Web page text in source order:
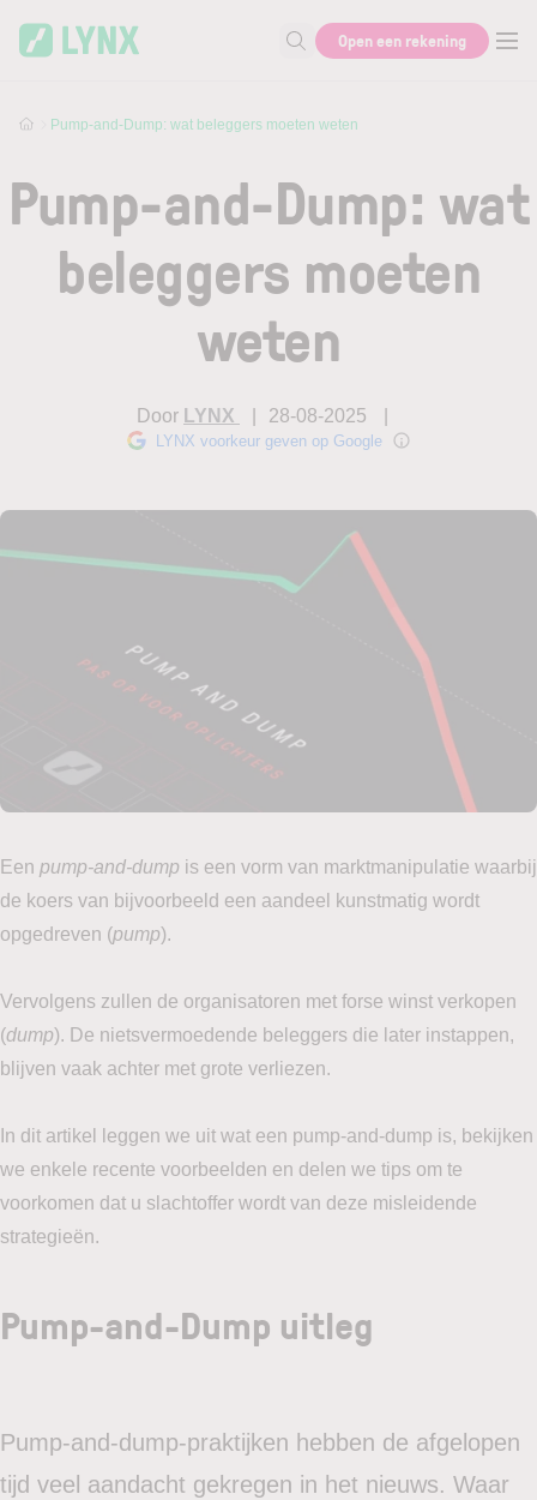
Zoek naar informatie
Open een rekening
Pump-and-Dump: wat beleggers moeten weten
Pump-and-Dump: wat
beleggers moeten
weten
Door LYNX 28-08-2025
LYNX voorkeur geven op Google
Een pump-and-dump is een vorm van marktmanipulatie waarbij
de koers van bijvoorbeeld een aandeel kunstmatig wordt
opgedreven (pump).
Vervolgens zullen de organisatoren met forse winst verkopen
(dump). De nietsvermoedende beleggers die later instappen,
blijven vaak achter met grote verliezen.
In dit artikel leggen we uit wat een pump-and-dump is, bekijken
we enkele recente voorbeelden en delen we tips om te
voorkomen dat u slachtoffer wordt van deze misleidende
strategieën.
Pump-and-Dump uitleg
Pump-and-dump-praktijken hebben de afgelopen
tijd veel aandacht gekregen in het nieuws. Waar